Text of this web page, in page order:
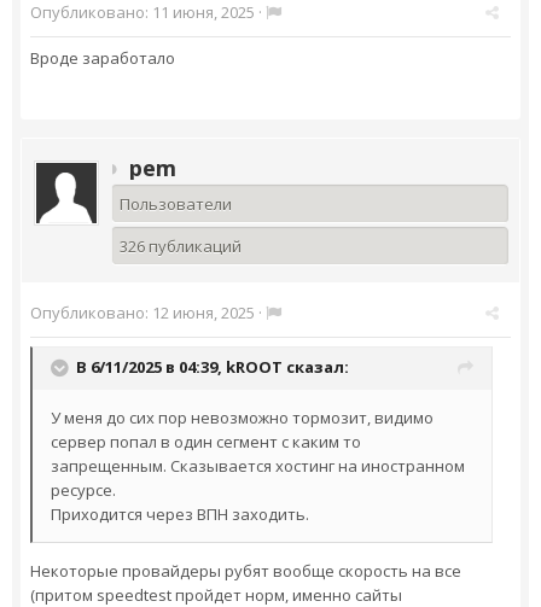
Опубликовано: 11 июня, 2025 ·
Вроде заработало
pem
Пользователи
326 публикаций
Опубликовано: 12 июня, 2025 ·
В 6/11/2025 в 04:39, kROOT сказал:
У меня до сих пор невозможно тормозит, видимо
сервер попал в один сегмент с каким то
запрещенным. Сказывается хостинг на иностранном
ресурсе.
Приходится через ВПН заходить.
Некоторые провайдеры рубят вообще скорость на все
(притом speedtest пройдет норм, именно сайты